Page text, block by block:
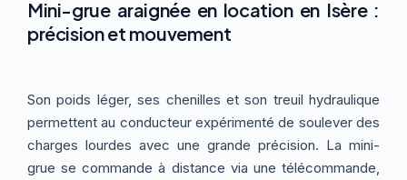
Mini-grue araignée en location en Isère :
précision et mouvement
Son poids léger, ses chenilles et son treuil hydraulique
permettent au conducteur expérimenté de soulever des
charges lourdes avec une grande précision. La mini-
grue se commande à distance via une télécommande,